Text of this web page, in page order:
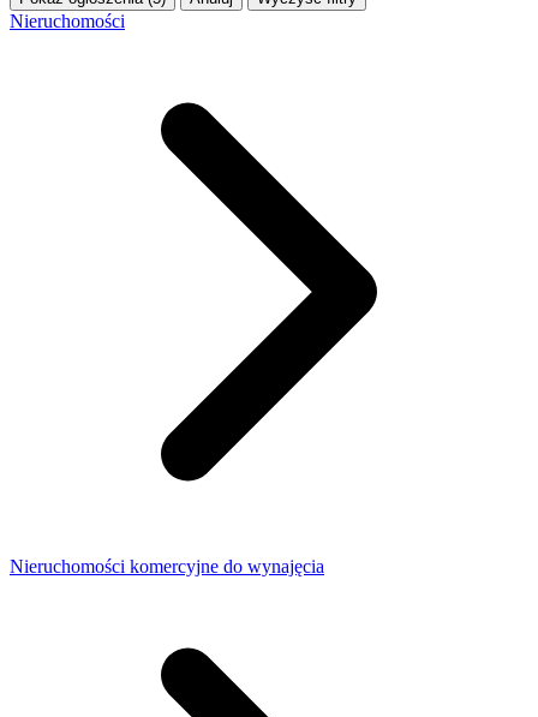
Nieruchomości
Nieruchomości komercyjne do wynajęcia